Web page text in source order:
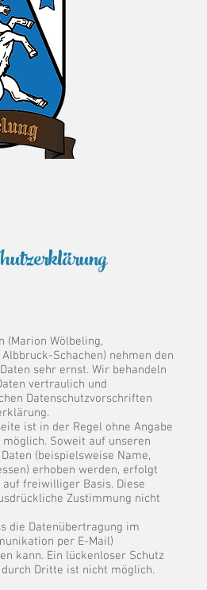
(Marion Wölbeling,
Schachen) nehmen den
sehr ernst. Wir behandeln
vertraulich und
Datenschutzvorschriften
ist in der Regel ohne Angabe
Soweit auf unseren
(beispielsweise Name,
erhoben werden, erfolgt
freiwilliger Basis. Diese
Zustimmung nicht
die Datenübertragung im
per E-Mail)
kann. Ein lückenloser Schutz
Dritte ist nicht möglich.